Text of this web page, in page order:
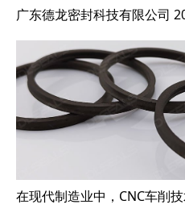
广东德龙密封科技有限公司
在现代制造业中，CNC车削